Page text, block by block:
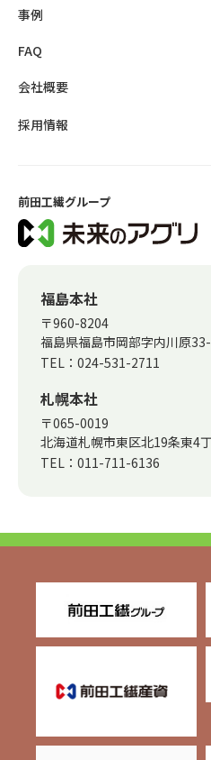
前田工繊グループ
福島本社
〒960-8204
福島県福島市岡部字内川原
TEL： 024-531-2711
札幌本社
〒065-0019
北海道札幌市東区北19条東4
TEL： 011-711-6136
事例
FAQ
会社概要
採用情報